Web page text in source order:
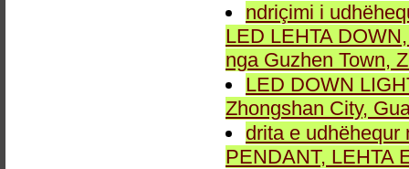
ndriçimi i
LED LEHTA
nga Guzhen Town,
LED DOWN
Zhongshan City,
drita e udhëhequr
PENDANT, LEHTA